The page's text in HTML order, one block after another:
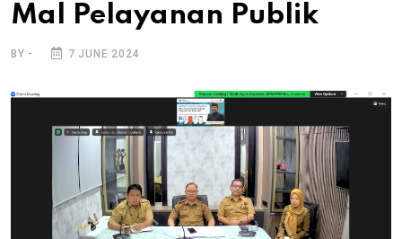
Mal Pelayanan Publik
BY - 7 JUNE 2024